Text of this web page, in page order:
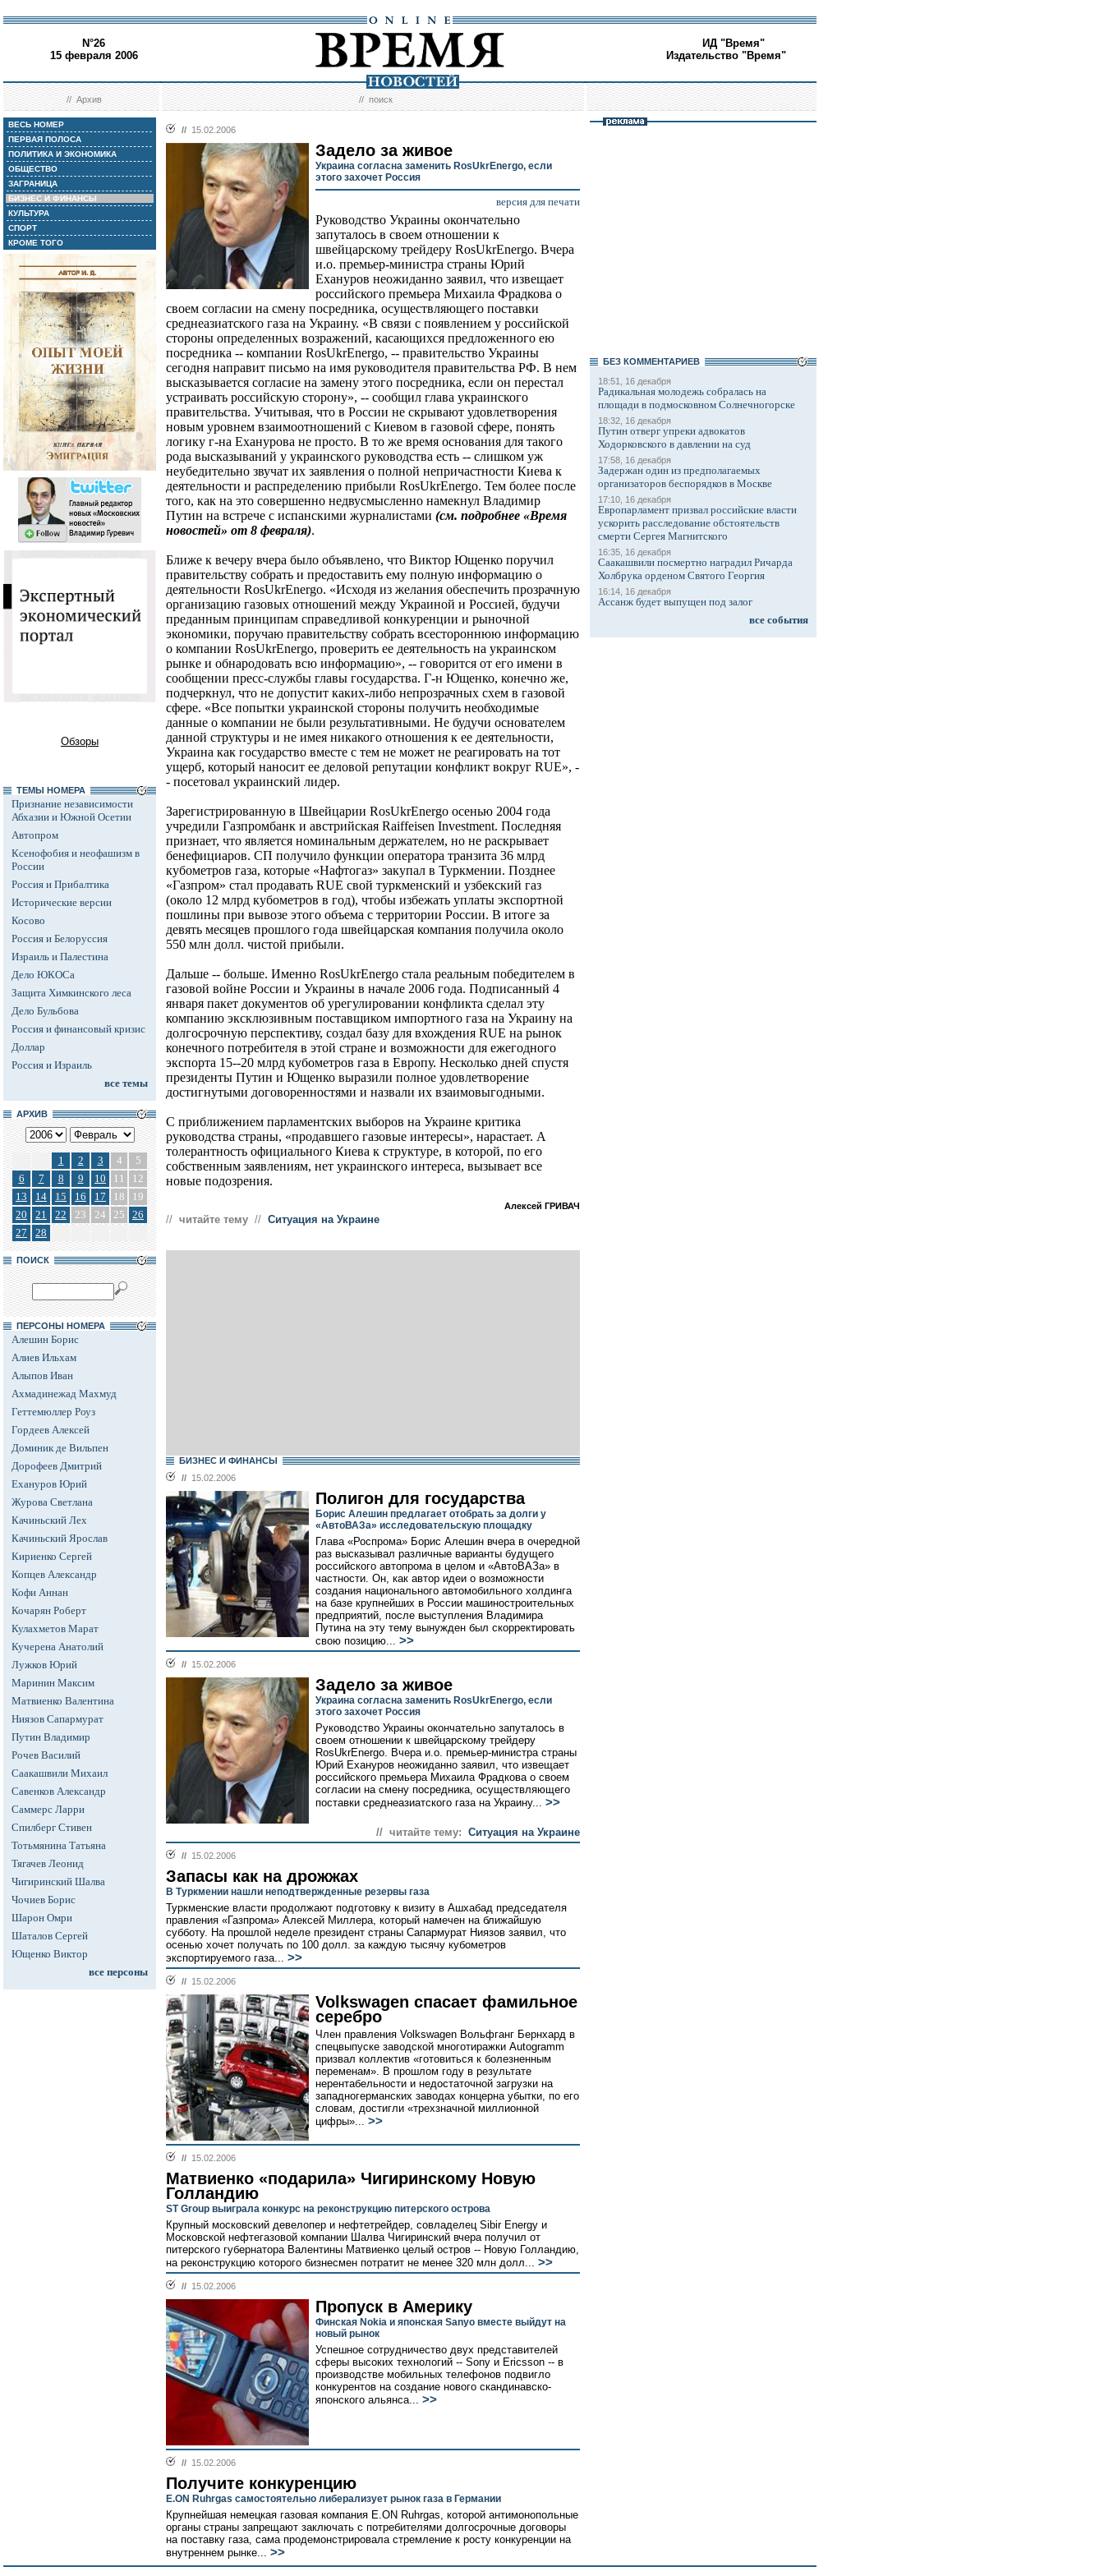
N°26
15 февраля 2006
ИД "Время"
Издательство "Время"
//Архив //поиск
ВЕСЬ НОМЕР
ПЕРВАЯ ПОЛОСА
ПОЛИТИКА И ЭКОНОМИКА
ОБЩЕСТВО
ЗАГРАНИЦА
БИЗНЕС И ФИНАНСЫ
КУЛЬТУРА
СПОРТ
КРОМЕ ТОГО
Обзоры
ТЕМЫ НОМЕРА
Признание независимости
Абхазии и Южной Осетии
Автопром
Ксенофобия и неофашизм в
России
Россия и Прибалтика
Исторические версии
Косово
Россия и Белоруссия
Израиль и Палестина
Дело ЮКОСа
Защита Химкинского леса
Дело Бульбова
Россия и финансовый кризис
Доллар
Россия и Израиль
все темы
АРХИВ
1 2 3 4
5
6
7 8 9 10 11
12
13
14 15 16 17 18
19
20
21 22 23 24 25
26
27
28
ПОИСК
ПЕРСОНЫ НОМЕРА
Алешин Борис
Алиев Ильхам
Алыпов Иван
Ахмадинежад Махмуд
Геттемюллер Роуз
Гордеев Алексей
Доминик де Вильпен
Дорофеев Дмитрий
Ехануров Юрий
Журова Светлана
Качиньский Лех
Качиньский Ярослав
Кириенко Сергей
Копцев Александр
Кофи Аннан
Кочарян Роберт
Кулахметов Марат
Кучерена Анатолий
Лужков Юрий
Маринин Максим
Матвиенко Валентина
Ниязов Сапармурат
Путин Владимир
Рочев Василий
Саакашвили Михаил
Савенков Александр
Саммерс Ларри
Спилберг Стивен
Тотьмянина Татьяна
Тягачев Леонид
Чигиринский Шалва
Чочиев Борис
Шарон Омри
Шаталов Сергей
Ющенко Виктор
все персоны
// 15.02.2006
Задело за живое
Украина согласна заменить RosUkrEnergo, если
этого захочет Россия
версия для печати
Руководство Украины окончательно
запуталось в своем отношении к
швейцарскому трейдеру RosUkrEnergo. Вчера
и.о. премьер-министра страны Юрий
Ехануров неожиданно заявил, что извещает
российского премьера Михаила Фрадкова о
своем согласии на смену посредника, осуществляющего поставки
среднеазиатского газа на Украину. «В связи с появлением у российской
стороны определенных возражений, касающихся предложенного ею
посредника -- компании RosUkrEnergo, -- правительство Украины
сегодня направит письмо на имя руководителя правительства РФ. В нем
высказывается согласие на замену этого посредника, если он перестал
устраивать российскую сторону», -- сообщил глава украинского
правительства. Учитывая, что в России не скрывают удовлетворения
новым уровнем взаимоотношений с Киевом в газовой сфере, понять
логику г-на Еханурова не просто. В то же время основания для такого
рода высказываний у украинского руководства есть -- слишком уж
неубедительно звучат их заявления о полной непричастности Киева к
деятельности и распределению прибыли RosUkrEnergo. Тем более после
того, как на это совершенно недвусмысленно намекнул Владимир
Путин на встрече с испанскими журналистами (см. подробнее «Время
новостей» от 8 февраля).
Ближе к вечеру вчера было объявлено, что Виктор Ющенко поручил
правительству собрать и предоставить ему полную информацию о
деятельности RosUkrEnergo. «Исходя из желания обеспечить прозрачную
организацию газовых отношений между Украиной и Россией, будучи
преданным принципам справедливой конкуренции и рыночной
экономики, поручаю правительству собрать всестороннюю информацию
о компании RosUkrEnergo, проверить ее деятельность на украинском
рынке и обнародовать всю информацию», -- говорится от его имени в
сообщении пресс-службы главы государства. Г-н Ющенко, конечно же,
подчеркнул, что не допустит каких-либо непрозрачных схем в газовой
сфере. «Все попытки украинской стороны получить необходимые
данные о компании не были результативными. Не будучи основателем
данной структуры и не имея никакого отношения к ее деятельности,
Украина как государство вместе с тем не может не реагировать на тот
ущерб, который наносит ее деловой репутации конфликт вокруг RUE», -
- посетовал украинский лидер.
Зарегистрированную в Швейцарии RosUkrEnergo осенью 2004 года
учредили Газпромбанк и австрийская Raiffeisen Investment. Последняя
признает, что является номинальным держателем, но не раскрывает
бенефициаров. СП получило функции оператора транзита 36 млрд
кубометров газа, которые «Нафтогаз» закупал в Туркмении. Позднее
«Газпром» стал продавать RUE свой туркменский и узбекский газ
(около 12 млрд кубометров в год), чтобы избежать уплаты экспортной
пошлины при вывозе этого объема с территории России. В итоге за
девять месяцев прошлого года швейцарская компания получила около
550 млн долл. чистой прибыли.
Дальше -- больше. Именно RosUkrEnergo стала реальным победителем в
газовой войне России и Украины в начале 2006 года. Подписанный 4
января пакет документов об урегулировании конфликта сделал эту
компанию эксклюзивным поставщиком импортного газа на Украину на
долгосрочную перспективу, создал базу для вхождения RUE на рынок
конечного потребителя в этой стране и возможности для ежегодного
экспорта 15--20 млрд кубометров газа в Европу. Несколько дней спустя
президенты Путин и Ющенко выразили полное удовлетворение
достигнутыми договоренностями и назвали их взаимовыгодными.
С приближением парламентских выборов на Украине критика
руководства страны, «продавшего газовые интересы», нарастает. А
толерантность официального Киева к структуре, в которой, по его
собственным заявлениям, нет украинского интереса, вызывает все
новые подозрения.
Алексей ГРИВАЧ
// читайте тему // Ситуация на Украине
БИЗНЕС И ФИНАНСЫ
// 15.02.2006
Полигон для государства
Борис Алешин предлагает отобрать за долги у
«АвтоВАЗа» исследовательскую площадку
Глава «Роспрома» Борис Алешин вчера в очередной
раз высказывал различные варианты будущего
российского автопрома в целом и «АвтоВАЗа» в
частности. Он, как автор идеи о возможности
создания национального автомобильного холдинга
на базе крупнейших в России машиностроительных
предприятий, после выступления Владимира
Путина на эту тему вынужден был скорректировать
свою позицию... >>
// 15.02.2006
Задело за живое
Украина согласна заменить RosUkrEnergo, если
этого захочет Россия
Руководство Украины окончательно запуталось в
своем отношении к швейцарскому трейдеру
RosUkrEnergo. Вчера и.о. премьер-министра страны
Юрий Ехануров неожиданно заявил, что извещает
российского премьера Михаила Фрадкова о своем
согласии на смену посредника, осуществляющего
поставки среднеазиатского газа на Украину... >>
// читайте тему: Ситуация на Украине
// 15.02.2006
Запасы как на дрожжах
В Туркмении нашли неподтвержденные резервы газа
Туркменские власти продолжают подготовку к визиту в Ашхабад председателя
правления «Газпрома» Алексей Миллера, который намечен на ближайшую
субботу. На прошлой неделе президент страны Сапармурат Ниязов заявил, что
осенью хочет получать по 100 долл. за каждую тысячу кубометров
экспортируемого газа... >>
// 15.02.2006
Volkswagen спасает фамильное
серебро
Член правления Volkswagen Вольфганг Бернхард в
спецвыпуске заводской многотиражки Autogramm
призвал коллектив «готовиться к болезненным
переменам». В прошлом году в результате
нерентабельности и недостаточной загрузки на
западногерманских заводах концерна убытки, по его
словам, достигли «трехзначной миллионной
цифры»... >>
// 15.02.2006
Матвиенко «подарила» Чигиринскому Новую
Голландию
ST Group выиграла конкурс на реконструкцию питерского острова
Крупный московский девелопер и нефтетрейдер, совладелец Sibir Energy и
Московской нефтегазовой компании Шалва Чигиринский вчера получил от
питерского губернатора Валентины Матвиенко целый остров -- Новую Голландию,
на реконструкцию которого бизнесмен потратит не менее 320 млн долл... >>
// 15.02.2006
Пропуск в Америку
Финская Nokia и японская Sanyo вместе выйдут на
новый рынок
Успешное сотрудничество двух представителей
сферы высоких технологий -- Sony и Ericsson -- в
производстве мобильных телефонов подвигло
конкурентов на создание нового скандинавско-
японского альянса... >>
// 15.02.2006
Получите конкуренцию
E.ON Ruhrgas самостоятельно либерализует рынок газа в Германии
Крупнейшая немецкая газовая компания E.ON Ruhrgas, которой антимонопольные
органы страны запрещают заключать с потребителями долгосрочные договоры
на поставку газа, сама продемонстрировала стремление к росту конкуренции на
внутреннем рынке... >>
БЕЗ КОМMЕНТАРИЕВ
18:51, 16 декабря
Радикальная молодежь собралась на
площади в подмосковном Солнечногорске
18:32, 16 декабря
Путин отверг упреки адвокатов
Ходорковского в давлении на суд
17:58, 16 декабря
Задержан один из предполагаемых
организаторов беспорядков в Москве
17:10, 16 декабря
Европарламент призвал российские власти
ускорить расследование обстоятельств
смерти Сергея Магнитского
16:35, 16 декабря
Саакашвили посмертно наградил Ричарда
Холбрука орденом Святого Георгия
16:14, 16 декабря
Ассанж будет выпущен под залог
все события